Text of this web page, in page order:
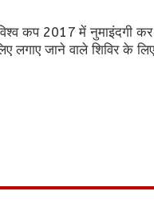
कप 2017 में नुमाइंदगी
लगाए जाने वाले शिविर के